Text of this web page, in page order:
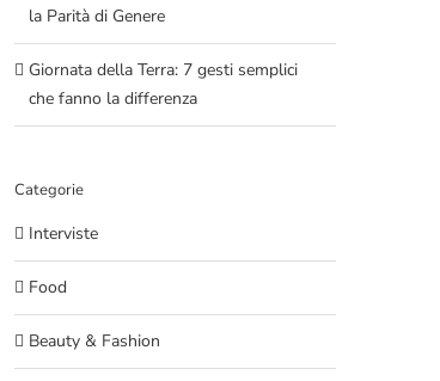
la Parità di Genere
Giornata della Terra: 7 gesti semplici
che fanno la differenza
Categorie
Interviste
Food
Beauty & Fashion